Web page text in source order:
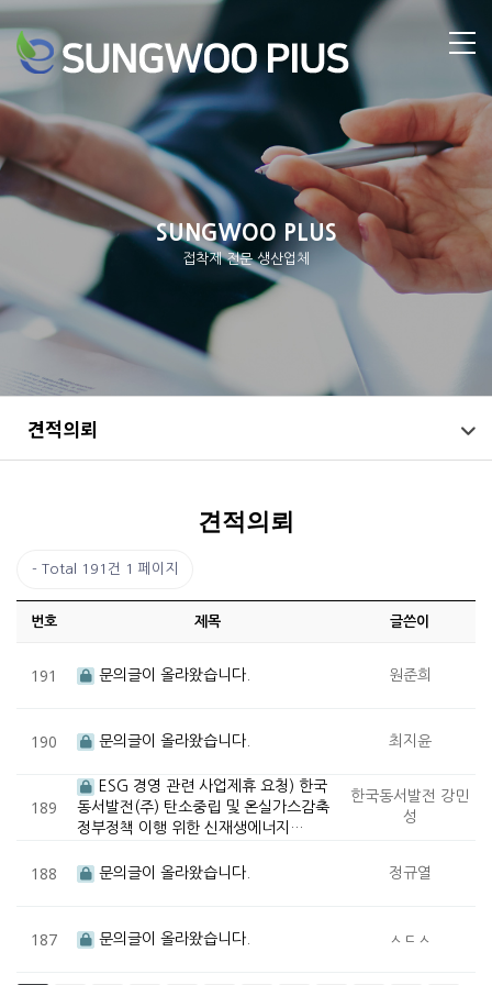
SUNGWOO PLUS
접착제 전문 생산업체
견적의뢰
견적의뢰
Total 191건 1 페이지
번호 제목 글쓴이
191 문의글이 올라왔습니다. 원준희
190 문의글이 올라왔습니다. 최지윤
189
ESG 경영 관련 사업제휴 요청) 한국
동서발전(주) 탄소중립 및 온실가스감축
정부정책 이행 위한 신재생에너지…
한국동서발전 강민
성
188 문의글이 올라왔습니다. 정규열
187 문의글이 올라왔습니다. ㅅㄷㅅ